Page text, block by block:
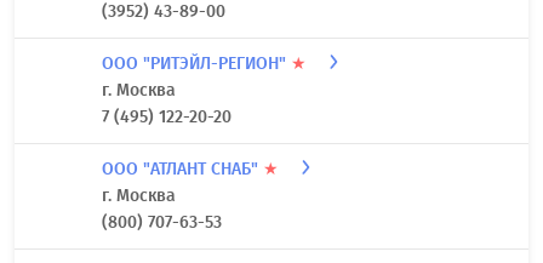
(3952) 43-89-00
ООО "РИТЭЙЛ-РЕГИОН" ★
г. Москва
7 (495) 122-20-20
ООО "АТЛАНТ СНАБ" ★
г. Москва
(800) 707-63-53